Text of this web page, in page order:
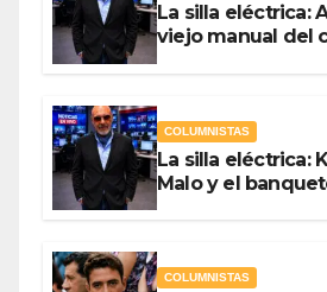
La silla eléctrica:
viejo manual del
COLUMNISTAS
La silla eléctrica:
Malo y el
COLUMNISTAS